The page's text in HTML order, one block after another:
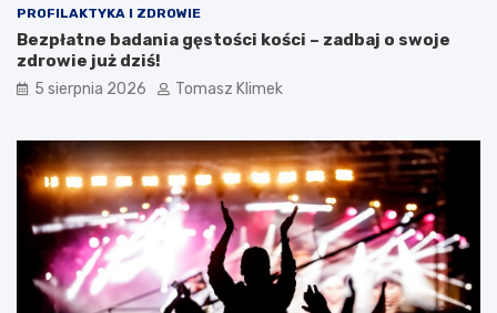
PROFILAKTYKA I ZDROWIE
Bezpłatne badania gęstości kości – zadbaj o swoje
zdrowie już dziś!
5 sierpnia 2026 Tomasz Klimek